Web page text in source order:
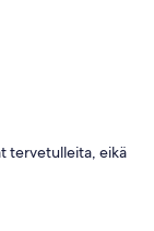
tervetulleita, eikä